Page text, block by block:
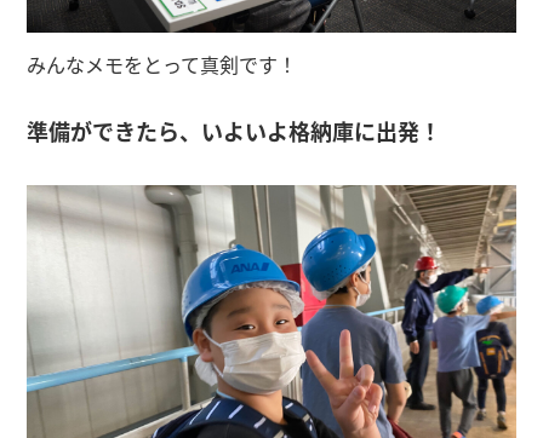
みんなメモをとって真剣です！
準備ができたら、いよいよ格納庫に出発！